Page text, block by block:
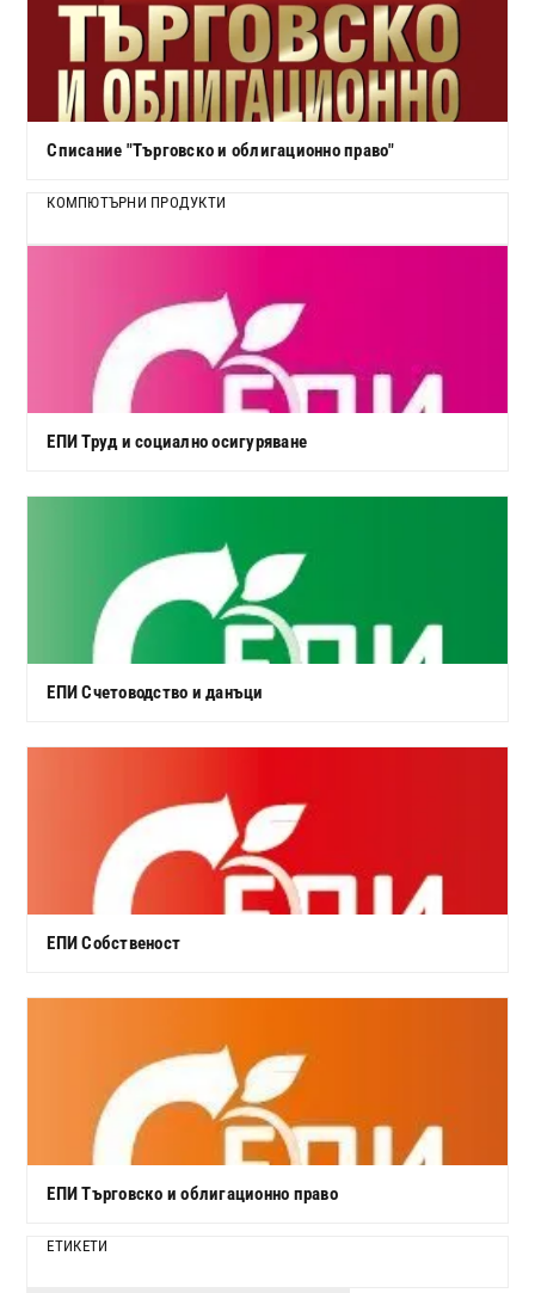
Списание "Търговско и облигационно право"
КОМПЮТЪРНИ ПРОДУКТИ
ЕПИ Труд и социално осигуряване
ЕПИ Счетоводство и данъци
ЕПИ Собственост
ЕПИ Търговско и облигационно право
ЕТИКЕТИ